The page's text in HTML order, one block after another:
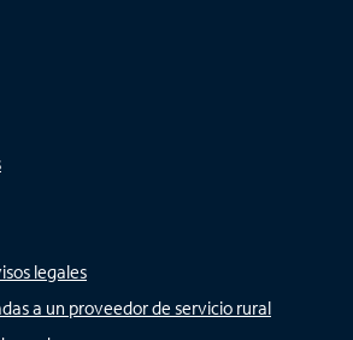
legales
a un proveedor de servicio rural